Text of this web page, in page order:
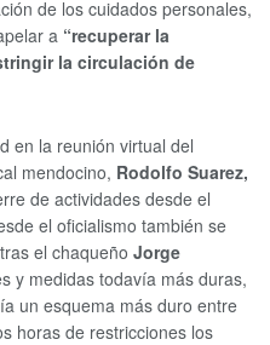
de los cuidados personales,
a “recuperar la
la circulación de
en la reunión virtual del
mendocino, Rodolfo Suarez,
de actividades desde el
el oficialismo también se
el chaqueño Jorge
y medidas todavía más duras,
un esquema más duro entre
horas de restricciones los